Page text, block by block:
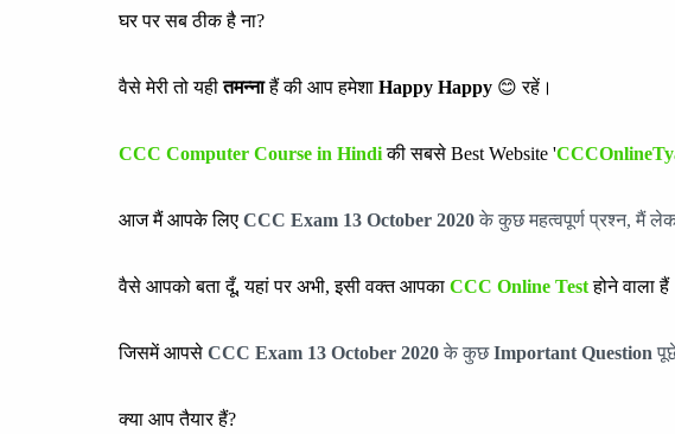
घर पर सब ठीक है ना?
वैसे मेरी तो यहीतमन्नाहैं की आप हमेशा Happy Happy 😊 रहें।
CCC Computer Course in Hindiकी सबसे Best Website '
आज मैं आपके लिए CCC Exam 13 October 2020 के कुछ महत्वपूर्ण प्रश्न, मैं
वैसे आपको बता दूँ,यहां पर अभी, इसी वक्त आपका CCC Online Testहोने वाला
जिसमें आपसे CCC Exam 13 October 2020 के कुछImportant Question
क्या आप तैयार हैं?